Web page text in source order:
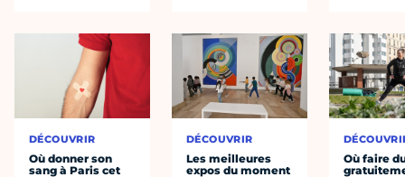
DÉCOUVRIR
Où donner son
sang à Paris cet
DÉCOUVRIR
Les meilleures
expos du moment
Où faire